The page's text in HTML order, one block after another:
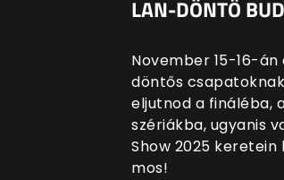
LAN-DÖNTŐ
November 15-16-
döntős
eljutnod a fináléba,
szériákba, ugyanis
Show 2025 keretein
mos!